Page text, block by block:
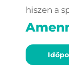
hiszen a